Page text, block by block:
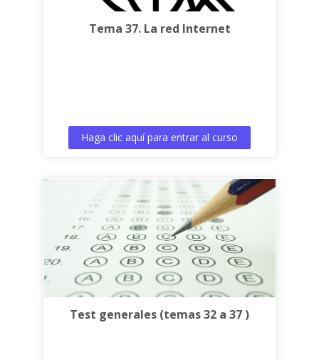
Tema 37. La red Internet
Haga clic aquí para entrar al curso
Test generales (temas 32 a 37 )